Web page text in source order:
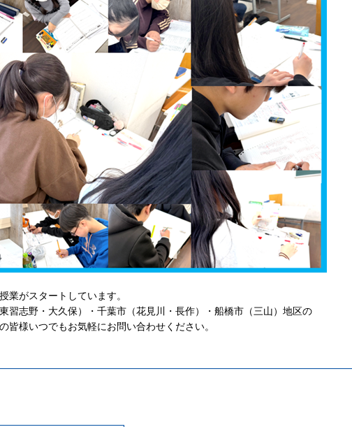
業がスタートしています。
習志野・大久保）・千葉市（花見川・長作）・船橋市（三山）地区の
皆様いつでもお気軽にお問い合わせください。